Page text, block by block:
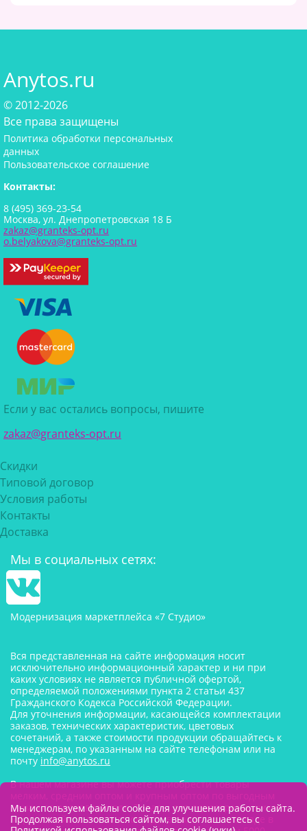
Anytos.ru
© 2012-2026
Все права защищены
Политика обработки персональных
данных
Пользовательское соглашение
Контакты:
8 (495) 369-23-54
Москва, ул. Днепропетровская 18 Б
zakaz@granteks-opt.ru
o.belyakova@granteks-opt.ru
Если у вас остались вопросы, пишите
zakaz@granteks-opt.ru
Скидки
Типовой договор
Условия работы
Контакты
Доставка
Мы в социальных сетях:
Модернизация маркетплейса «7 Студио»
Вся представленная на сайте информация носит
исключительно информационный характер и ни при
каких условиях не является публичной офертой,
определяемой положениями пункта 2 статьи 437
Гражданского Кодекса Российской Федерации.
Для уточнения информации, касающейся комплектации
заказов, технических характеристик, цветовых
сочетаний, а также стоимости продукции обращайтесь к
менеджерам, по указанным на сайте телефонам или на
почту info@anytos.ru
В нашем магазине вы можете приобрести товары
ценам от производителя. Товары для одностраничников,
маркетплейсов оптом со склада, в наличии на складе в
Мы используем файлы cookie для улучшения работы сайта.
Продолжая пользоваться сайтом, вы соглашаетесь с